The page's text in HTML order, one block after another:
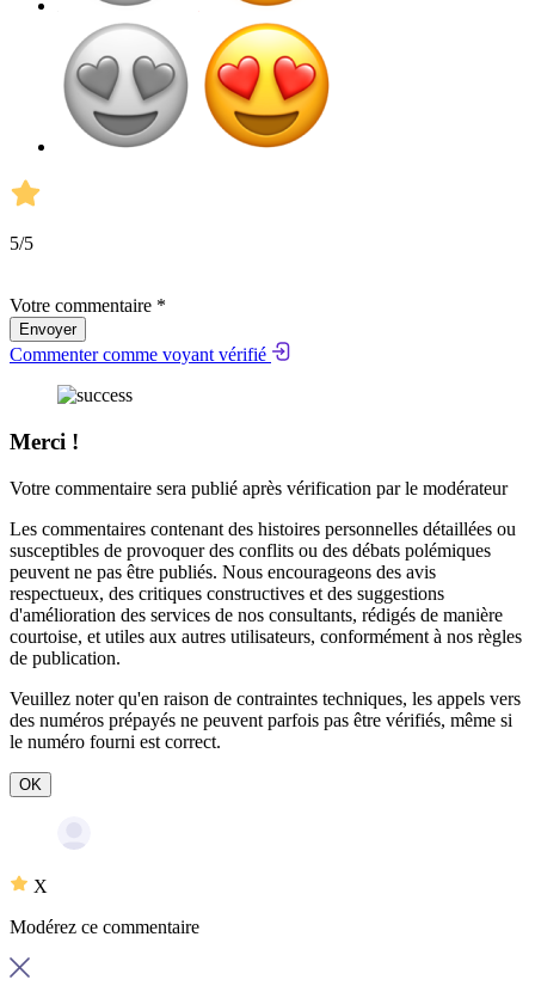
5/5
Votre commentaire *
Envoyer
Commenter comme voyant vérifié
Merci !
Votre commentaire sera publié après vérification par le modérateur
Les commentaires contenant des histoires personnelles détaillées ou
susceptibles de provoquer des conflits ou des débats polémiques
peuvent ne pas être publiés. Nous encourageons des avis
respectueux, des critiques constructives et des suggestions
d'amélioration des services de nos consultants, rédigés de manière
courtoise, et utiles aux autres utilisateurs, conformément à nos règles
de publication.
Veuillez noter qu'en raison de contraintes techniques, les appels vers
des numéros prépayés ne peuvent parfois pas être vérifiés, même si
le numéro fourni est correct.
OK
X
Modérez ce commentaire